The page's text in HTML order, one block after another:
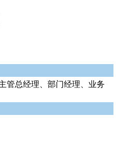
管总经理、部门经理、业务